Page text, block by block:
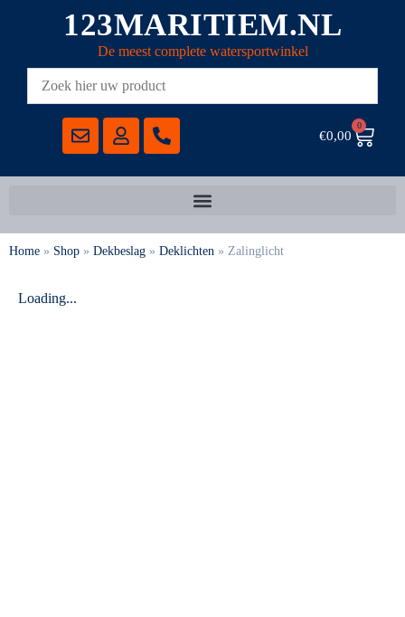
123MARITIEM.NL
De meest complete watersportwinkel
€0,00
0
Home » Shop » Dekbeslag » Deklichten » Zalinglicht
Loading...